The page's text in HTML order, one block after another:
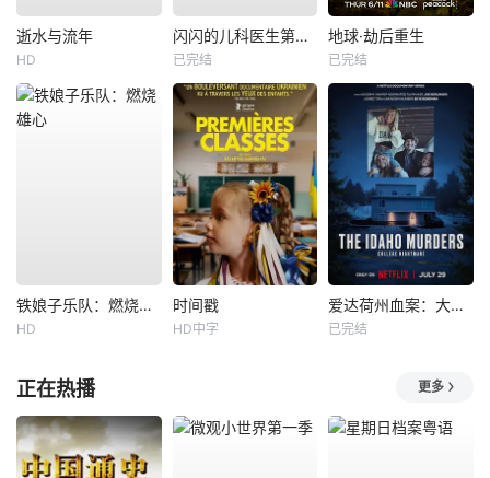
逝水与流年
HD
闪闪的儿科医生第四季
已完结
地球·劫后重生
已完结
铁娘子乐队：燃烧雄心
HD
时间戳
HD中字
爱达荷州血案：大学梦魇
已完结
正在热播 更多